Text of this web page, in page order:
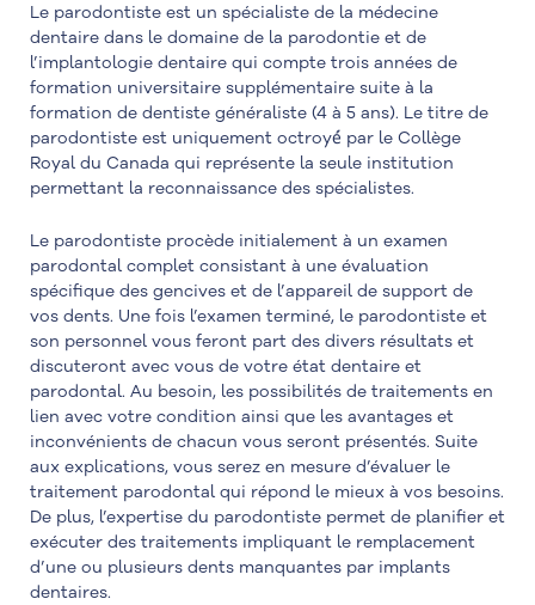
Le parodontiste est un spécialiste de la médecine
dentaire dans le domaine de la parodontie et de
l’implantologie dentaire qui compte trois années de
formation universitaire supplémentaire suite à la
formation de dentiste généraliste (4 à 5 ans). Le titre de
parodontiste est uniquement octroyé́ par le Collège
Royal du Canada qui représente la seule institution
permettant la reconnaissance des spécialistes.
Le parodontiste procède initialement à un examen
parodontal complet consistant à une évaluation
spécifique des gencives et de l’appareil de support de
vos dents. Une fois l’examen terminé, le parodontiste et
son personnel vous feront part des divers résultats et
discuteront avec vous de votre état dentaire et
parodontal. Au besoin, les possibilités de traitements en
lien avec votre condition ainsi que les avantages et
inconvénients de chacun vous seront présentés. Suite
aux explications, vous serez en mesure d’évaluer le
traitement parodontal qui répond le mieux à vos besoins.
De plus, l’expertise du parodontiste permet de planifier et
exécuter des traitements impliquant le remplacement
d’une ou plusieurs dents manquantes par implants
dentaires.